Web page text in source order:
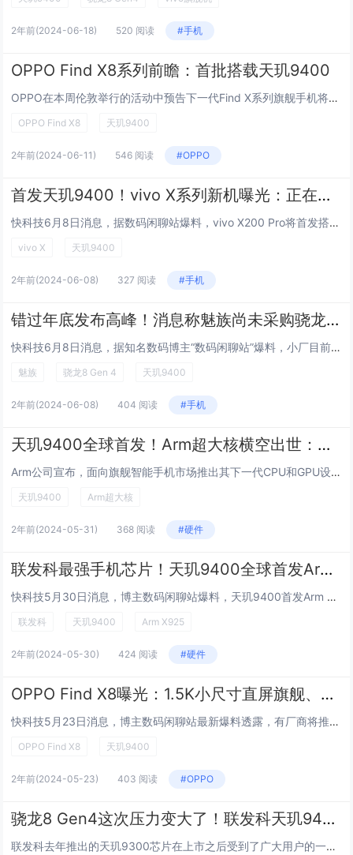
2年前(2024-06-18) 520 阅读 #手机
OPPO Find X8系列前瞻：首批搭载天玑9400
OPPO在本周伦敦举行的活动中预告下一代Find X系列旗舰手机将在全球上市发售。同时OPPO还计划将生成式AI带给全球5000万用户，展示了其在智能手机领域的雄心。根据目前透露的消息，下一代旗舰手机被命名为Find X8系列，包括Find...
OPPO Find X8 天玑9400
2年前(2024-06-11) 546 阅读 #OPPO
首发天玑9400！vivo X系列新机曝光：正在测试单点超声波指纹
快科技6月8日消息，据数码闲聊站爆料，vivo X200 Pro将首发搭载联发科天玑9400移动平台。据悉，联发科天玑9400处理器将采用全新的Blackhawk黑鹰架构，基于Arm v9指令集打造，将大幅提升Cortex-X5超大核的性能...
vivo X 天玑9400
2年前(2024-06-08) 327 阅读 #手机
错过年底发布高峰！消息称魅族尚未采购骁龙8 Gen 4/天玑9400旗舰平台
快科技6月8日消息，据知名数码博主“数码闲聊站”爆料，小厂目前还没有采购骁龙8 Gen4/天玑9400芯片，年底的新机潮可能赶不上了。根据该博主与评论区的互动，我们可以推测该博主所说的厂商是魅族的可能性比较大。换而言之，魅族今年可能不会发布...
魅族 骁龙8 Gen 4 天玑9400
2年前(2024-06-08) 404 阅读 #手机
天玑9400全球首发！Arm超大核横空出世：性能激进
Arm公司宣布，面向旗舰智能手机市场推出其下一代CPU和GPU设计，分别为Cortex-X925 CPU和Immortalis G925 GPU。这两项技术作为Cortex-X4 CPU和Immortalis G720 GPU的迭代产品。性...
天玑9400 Arm超大核
2年前(2024-05-31) 368 阅读 #硬件
联发科最强手机芯片！天玑9400全球首发Arm X925超大核
快科技5月30日消息，博主数码闲聊站爆料，天玑9400首发Arm Cortex-X925超大核，这将是联发科最强悍的手机芯片。据悉，为了突出CPU升级巨大，Arm专门更改了Cortex-X的命名规则，下一代CPU超大核不叫Cortex-X5...
联发科 天玑9400 Arm X925
2年前(2024-05-30) 424 阅读 #硬件
OPPO Find X8曝光：1.5K小尺寸直屏旗舰、搭载天玑9400
快科技5月23日消息，博主数码闲聊站最新爆料透露，有厂商将推出天玑9400的1.5K小尺寸直屏旗舰，并且配备潜望镜长焦镜头。大家普遍认为，该机对应着OPPO Find X8系列。 据此前爆料，OPPO Find X8 系列共规划三款机...
OPPO Find X8 天玑9400
2年前(2024-05-23) 403 阅读 #OPPO
骁龙8 Gen4这次压力变大了！联发科天玑9400性能爆发
联发科去年推出的天玑9300芯片在上市之后受到了广大用户的一致好评，全大核的CPU架构令其在能效方面具备了先天优势并在多核性能方面领先竞争对手，因此不少用户也对今年即将推出的天玑9400十分期待。 近日有媒体爆料了大量关于天玑9400...